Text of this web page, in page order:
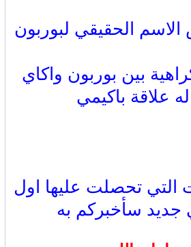
الحقيقي لبوربون
بين بوربون واكاي
علاقة باكيمي
التي تحصلت عليها اول
جديد سأخبركم به